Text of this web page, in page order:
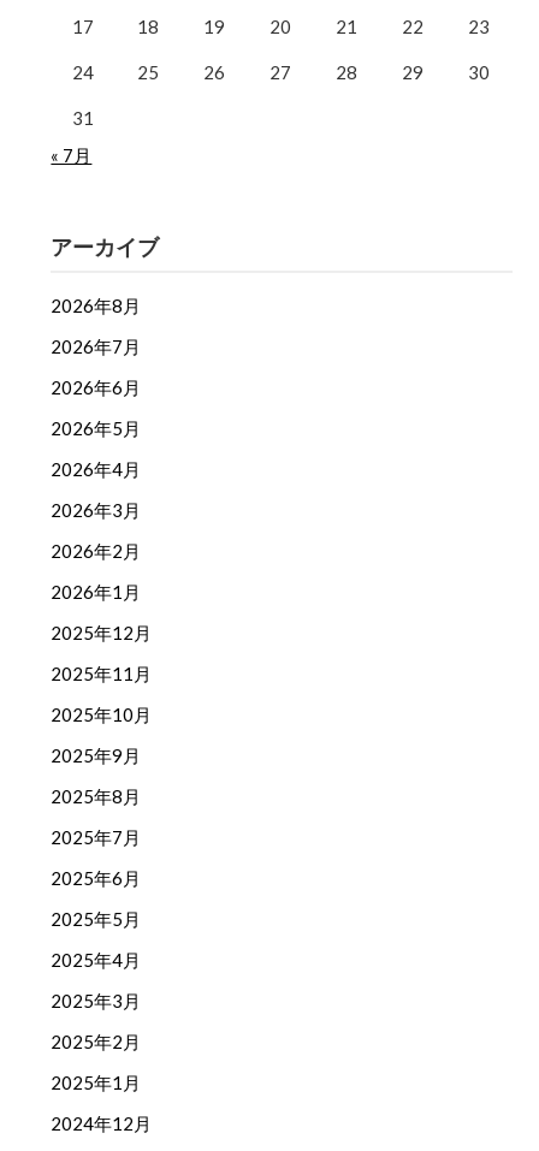
17 18 19 20 21 22 23
24 25 26 27 28 29 30
31
« 7月
アーカイブ
2026年8月
2026年7月
2026年6月
2026年5月
2026年4月
2026年3月
2026年2月
2026年1月
2025年12月
2025年11月
2025年10月
2025年9月
2025年8月
2025年7月
2025年6月
2025年5月
2025年4月
2025年3月
2025年2月
2025年1月
2024年12月